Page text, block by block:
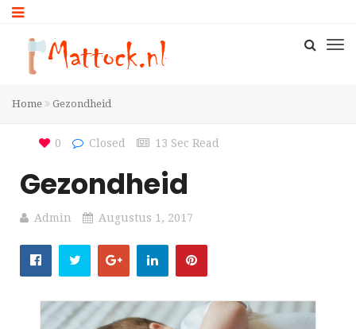
Home Gezondheid
0 Closed 13 Sec Read
Gezondheid
Admin Augustus 1, 2017